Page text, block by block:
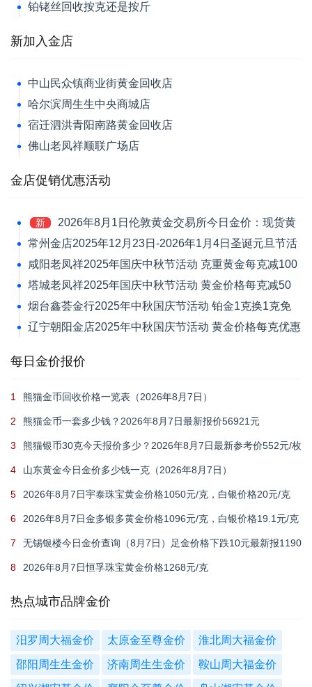
铂铑丝回收按克还是按斤
新加入金店
中山民众镇商业街黄金回收店
哈尔滨周生生中央商城店
宿迁泗洪青阳南路黄金回收店
佛山老凤祥顺联广场店
金店促销优惠活动
新
2026年8月1日伦敦黄金交易所今日金价：现货黄
金跌1.39%报4046.42美元/盎司
常州金店2025年12月23日-2026年1月4日圣诞元旦节活
动 黄金价格每克减120元
咸阳老凤祥2025年国庆中秋节活动 克重黄金每克减100
元
塔城老凤祥2025年国庆中秋节活动 黄金价格每克减50
元
烟台鑫荟金行2025年中秋国庆节活动 铂金1克换1克免
新品工艺费
辽宁朝阳金店2025年中秋国庆节活动 黄金价格每克优惠
每日金价报价
1 熊猫金币回收价格一览表（2026年8月7日）
2 熊猫金币一套多少钱？2026年8月7日最新报价56921元
3 熊猫银币30克今天报价多少？2026年8月7日最新参考价552元/枚
4 山东黄金今日金价多少钱一克（2026年8月7日）
5 2026年8月7日宇泰珠宝黄金价格1050元/克，白银价格20元/克
6 2026年8月7日金多银多黄金价格1096元/克，白银价格19.1元/克
7
无锡银楼今日金价查询（8月7日）足金价格下跌10元最新报1190
8
2026年8月7日恒孚珠宝黄金价格1268元/克
热点城市品牌金价
汨罗周大福金价 太原金至尊金价 淮北周大福金价
邵阳周生生金价 济南周生生金价 鞍山周大福金价